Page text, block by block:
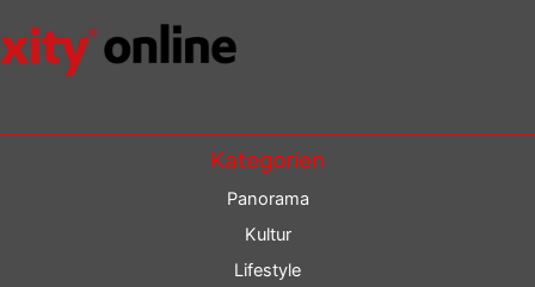
Kategorien
Panorama
Kultur
Lifestyle